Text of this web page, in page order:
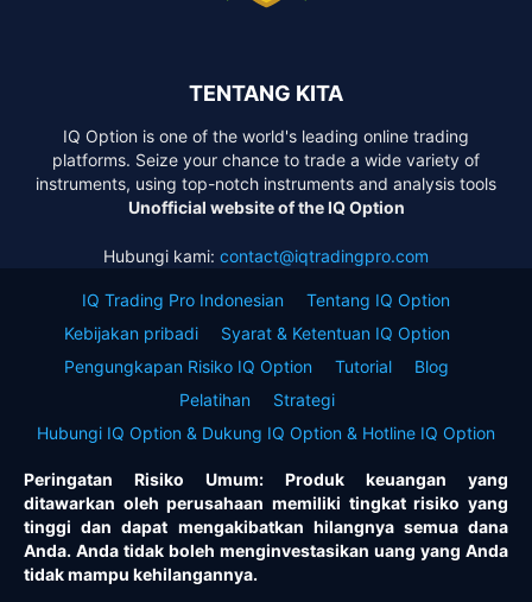
TENTANG KITA
IQ Option is one of the world's leading online trading
platforms. Seize your chance to trade a wide variety of
instruments, using top-notch instruments and analysis tools
Unofficial website of the IQ Option
Hubungi kami: contact@iqtradingpro.com
IQ Trading Pro Indonesian
Tentang IQ Option
Kebijakan pribadi
Syarat & Ketentuan IQ Option
Pengungkapan Risiko IQ Option
Tutorial
Blog
Pelatihan
Strategi
Hubungi IQ Option & Dukung IQ Option & Hotline IQ Option
Peringatan Risiko Umum: Produk keuangan yang
ditawarkan oleh perusahaan memiliki tingkat risiko yang
tinggi dan dapat mengakibatkan hilangnya semua dana
Anda. Anda tidak boleh menginvestasikan uang yang Anda
tidak mampu kehilangannya.